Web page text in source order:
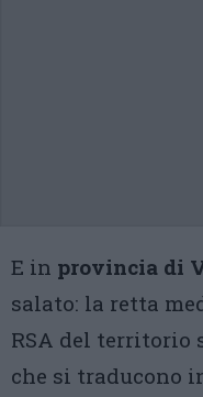
E in provincia di
salato: la retta
RSA del territorio
che si traducono